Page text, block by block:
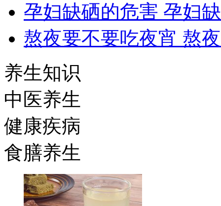
孕妇缺硒的危害 孕妇
熬夜要不要吃夜宵 熬
养生知识
中医养生
健康疾病
食膳养生